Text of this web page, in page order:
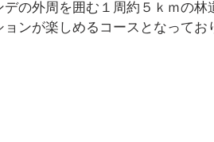
デの外周を囲む１周約５ｋｍの
ョンが楽しめるコースとなってお